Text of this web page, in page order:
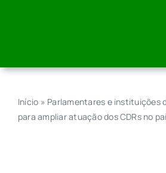
Início » Parlamentares e instituições
para ampliar atuação dos CDRs no